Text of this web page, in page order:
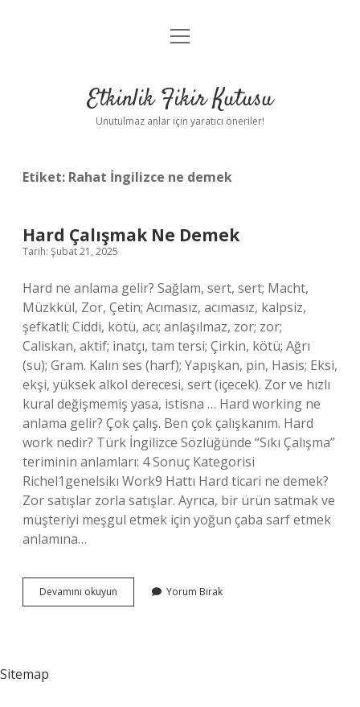
Anasayfa
Yasal Uyarı
menüyü
Etkinlik Fikir Kutusu
Unutulmaz anlar için yaratıcı öneriler!
Etiket: Rahat İngilizce ne demek
Hard Çalışmak Ne Demek
Tarih: Şubat 21, 2025
Hard ne anlama gelir? Sağlam, sert, sert; Macht,
Müzkkül, Zor, Çetin; Acımasız, acımasız, kalpsiz,
şefkatli; Ciddi, kötü, acı; anlaşılmaz, zor; zor;
Caliskan, aktif; inatçı, tam tersi; Çirkin, kötü; Ağrı
(su); Gram. Kalın ses (harf); Yapışkan, pin, Hasis; Eksi,
ekşi, yüksek alkol derecesi, sert (içecek). Zor ve hızlı
kural değişmemiş yasa, istisna … Hard working ne
anlama gelir? Çok çalış. Ben çok çalışkanım. Hard
work nedir? Türk İngilizce Sözlüğünde “Sıkı Çalışma”
teriminin anlamları: 4 Sonuç Kategorisi
Richel1genelsikı Work9 Hattı Hard ticari ne demek?
Zor satışlar zorla satışlar. Ayrıca, bir ürün satmak ve
müşteriyi meşgul etmek için yoğun çaba sarf etmek
anlamına…
Devamını okuyun
Çalışmak
Yorum Bırak
Sitemap